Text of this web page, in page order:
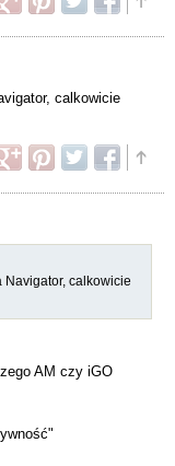
calkowicie
calkowicie
AM czy iGO